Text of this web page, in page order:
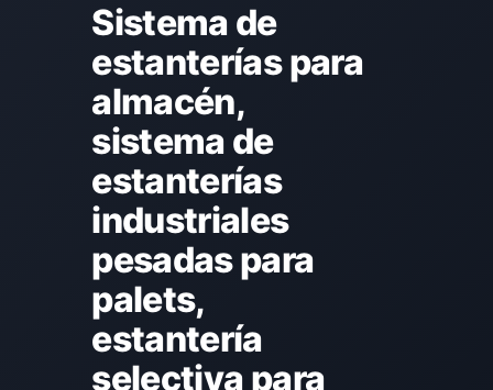
Sistema de
estanterías para
almacén,
sistema de
estanterías
industriales
pesadas para
palets,
estantería
selectiva para